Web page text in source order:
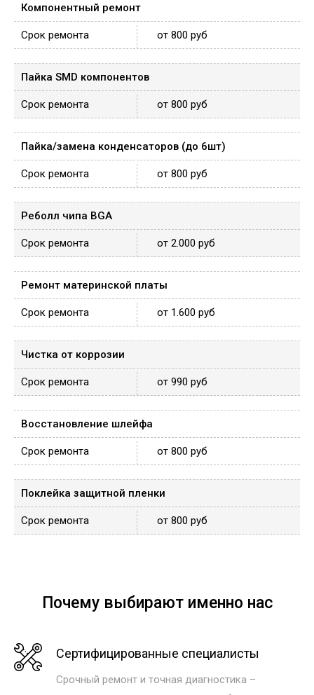
Компонентный ремонт
от 800 руб
Пайка SMD компонентов
от 800 руб
Пайка/замена конденсаторов (до 6шт)
от 800 руб
Реболл чипа BGA
от 2.000 руб
Ремонт материнской платы
от 1.600 руб
Чистка от коррозии
от 990 руб
Восстановление шлейфа
от 800 руб
Поклейка защитной пленки
от 800 руб
Почему выбирают именно нас
Сертифицированные специалисты
Срочный ремонт и точная диагностика –